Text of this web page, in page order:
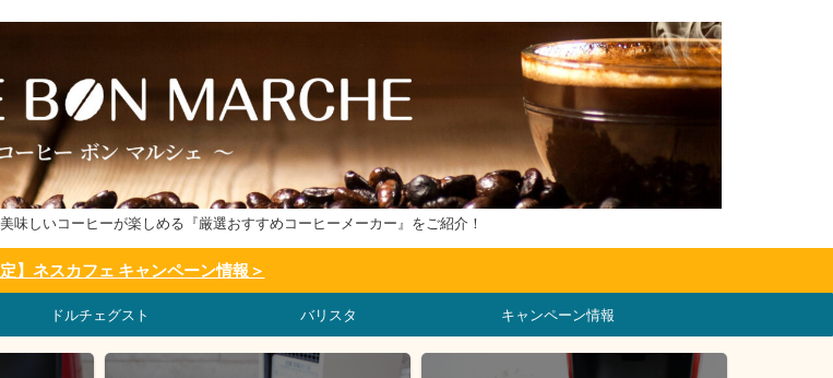
味しいコーヒーが楽しめる『厳選おすすめコーヒーメーカー』をご紹介！
定】ネスカフェ キャンペーン情報＞
ドルチェグスト バリスタ キャンペーン情報